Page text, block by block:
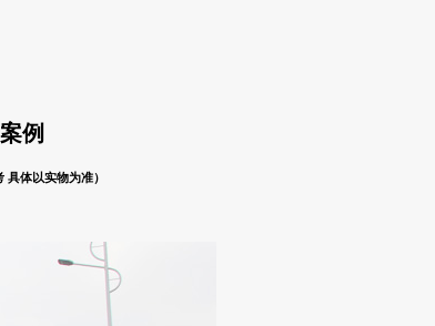
例
体以实物为准）